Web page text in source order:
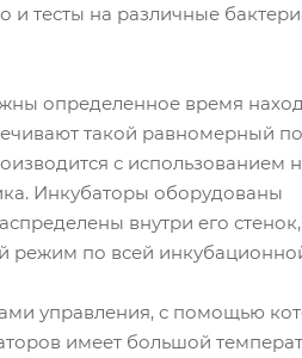
и тесты на различные
определенное время
такой равномерный
с использованием
Инкубаторы оборудованы
внутри его стенок,
режим по всей
управления, с помощью
имеет большой